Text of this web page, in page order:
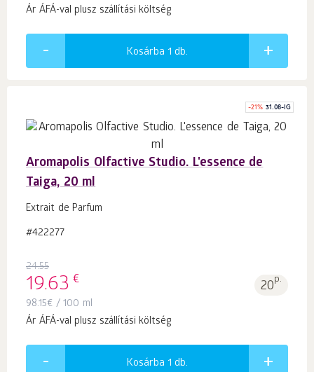
Ár ÁFÁ-val plusz szállítási költség
Kosárba 1 db.
-21% 31.08-IG
Aromapolis Olfactive Studio. L'essence de
Taiga, 20 ml
Extrait de Parfum
#422277
24.55
19.63 € 20p.
98.15€ / 100 ml
Ár ÁFÁ-val plusz szállítási költség
Kosárba 1 db.